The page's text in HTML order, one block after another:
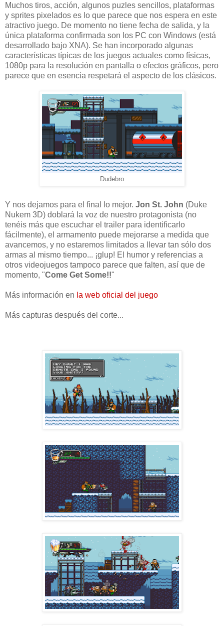
Muchos tiros, acción, algunos puzles sencillos, plataformas
y sprites pixelados es lo que parece que nos espera en este
atractivo juego. De momento no tiene fecha de salida, y la
única plataforma confirmada son los PC con Windows (está
desarrollado bajo XNA). Se han incorporado algunas
características típicas de los juegos actuales como físicas,
1080p para la resolución en pantalla o efectos gráficos, pero
parece que en esencia respetará el aspecto de los clásicos.
Dudebro
Y nos dejamos para el final lo mejor. Jon St. John (Duke
Nukem 3D) doblará la voz de nuestro protagonista (no
tenéis más que escuchar el trailer para identificarlo
fácilmente), el armamento puede mejorarse a medida que
avancemos, y no estaremos limitados a llevar tan sólo dos
armas al mismo tiempo... ¡glup! El humor y referencias a
otros videojuegos tampoco parece que falten, así que de
momento, "Come Get Some!!"
Más información en la web oficial del juego
Más capturas después del corte...